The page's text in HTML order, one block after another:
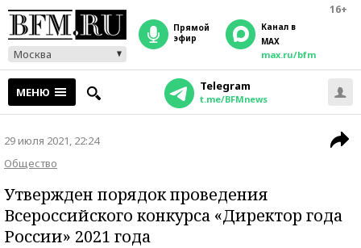
16+
Москва
прямой
эфир
Канал в
MAX
max.ru/bfm
МЕНЮ Telegram
t.me/BFMnews
29 июля 2021, 22:24
Общество
Утвержден порядок проведения
Всероссийского конкурса «Директор года
России» 2021 года